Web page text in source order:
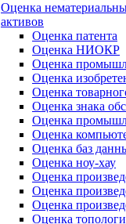
Оценка
активов
Оценка патента
Оценка НИОКР
Оценка
Оценка
Оценка
Оценка знака
Оценка
Оценка
Оценка баз
Оценка ноу-хау
Оценка
Оценка
Оценка
Оценка